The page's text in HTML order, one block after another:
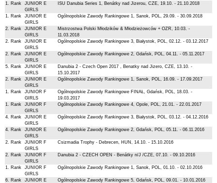
1. Rank
JUNIOR E
GIRLS
ISU Danubia Series 1, Benátky nad Jizerou, CZE, 19.10. - 21.10.2018
1. Rank
JUNIOR E
GIRLS
Ogólnopolskie Zawody Rankingowe 1, Sanok, POL, 29.09. - 30.09.2018
2. Rank
JUNIOR E
GIRLS
Mistrzostwa Polski Młodzików & Młodzieżowców + OZR, 10.03. -
11.03.2018
2. Rank
JUNIOR E
GIRLS
Ogólnopolskie Zawody Rankingowe 3, Białystok, POL, 02.12. - 03.12.2017
2. Rank
JUNIOR E
GIRLS
Ogólnopolskie Zawody Rankingowe 2, Gdańsk, POL, 04.11. - 05.11.2017
5. Rank
JUNIOR E
GIRLS
Danubia 2 - Czech Open 2017 , Benatky nad Jizero, CZE, 13.10. -
15.10.2017
2. Rank
JUNIOR E
GIRLS
Ogólnopolskie Zawody Rankingowe 1, Sanok, POL, 16.09. - 17.09.2017
1. Rank
JUNIOR F
GIRLS
Ogólnopolskie Zawody Rankingowe FINAŁ, Gdańsk, POL, 18.03. -
19.03.2017
1. Rank
JUNIOR F
GIRLS
Ogólnopolskie Zawody Rankingowe 4, Opole, POL, 21.01. - 22.01.2017
4. Rank
JUNIOR E
GIRLS
Ogólnopolskie Zawody Rankingowe 3, Białystok, POL, 03.12. - 04.12.2016
4. Rank
JUNIOR E
GIRLS
Ogólnopolskie Zawody Rankingowe 2, Gdańsk, POL, 05.11. - 06.11.2016
2. Rank
JUNIOR F
GIRLS
Csizmadia Trophy - Debrecen, HUN, 14.10. - 15.10.2016
2. Rank
JUNIOR F
GIRLS
Danubia 2 - CZECH OPEN - Benátky n/J /CZE, 07.10. - 09.10.2016
1. Rank
JUNIOR F
GIRLS
Ogólnopolskie Zawody Rankingowe 1, Sanok, POL, 01.10. - 02.10.2016
6. Rank
JUNIOR E
Ogólnopolskie Zawody Rankingowe 5, Gdańsk, POL, 09.01. - 10.01.2016